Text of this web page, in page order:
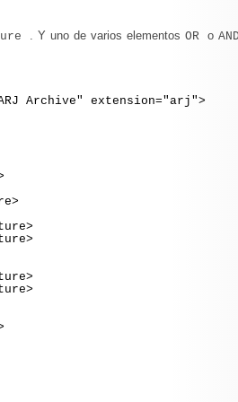
. Y uno de varios elementos OR o
Archive" extension="arj">